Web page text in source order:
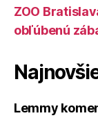
ZOO
obľúbenú
Lemmy